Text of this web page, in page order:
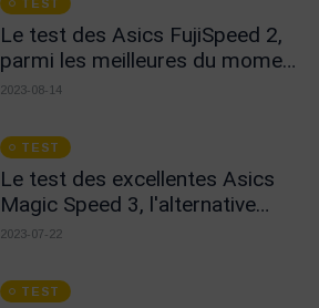
TEST
Le test des Asics FujiSpeed 2,
parmi les meilleures du moment
!2023-08-14
TEST
Le test des excellentes Asics
Magic Speed 3, l'alternative
carbone !
2023-07-22
TEST